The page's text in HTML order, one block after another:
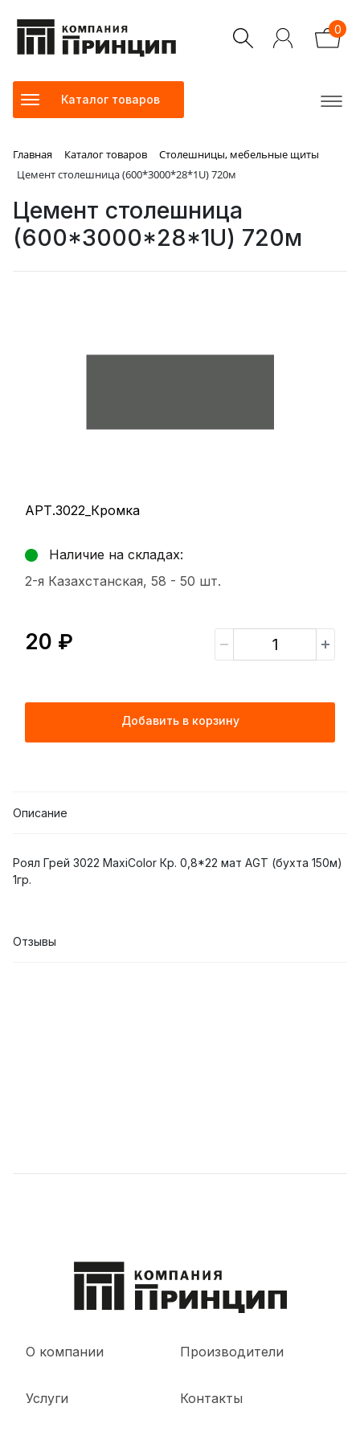
0
Каталог товаров
Главная Каталог товаров
Столешницы, мебельные щиты
Цемент столешница (600*3000*28*1U) 720м
Цемент столешница
(600*3000*28*1U) 720м
АРТ.3022_Кромка
Наличие на складах:
2-я Казахстанская, 58 - 50 шт.
20 ₽
Добавить в корзину
Описание
Роял Грей 3022 MaxiColor Кр. 0,8*22 мат AGT (бухта 150м)
1гр.
Отзывы
О компании
Услуги
Производители
Контакты